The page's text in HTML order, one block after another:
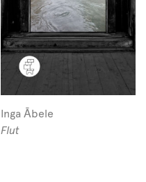
Inga Ābele
Flut